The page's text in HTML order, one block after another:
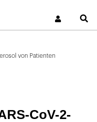
von Patienten
CoV-2-